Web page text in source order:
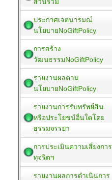
ประกาศเจตนารมณ์
นโยบายNoGiftPolicy
การสร้าง
วัฒนธรรมNoGiftPolicy
รายงานผลตาม
นโยบายNoGiftPolicy
รายงานการรับทรัพย์สิน
หรือประโยชน์อื่นใดโดย
ธรรมจรรยา
การประเมินความเสี่ยงการ
ทุจริตฯ
รายงานผลการดำเนินการ